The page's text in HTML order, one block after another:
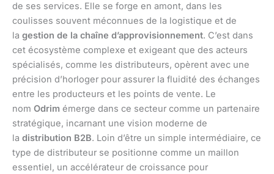
de ses services. Elle se forge en amont, dans les
coulisses souvent méconnues de la logistique et de
la gestion de la chaîne d’approvisionnement. C’est dans
cet écosystème complexe et exigeant que des acteurs
spécialisés, comme les distributeurs, opèrent avec une
précision d’horloger pour assurer la fluidité des échanges
entre les producteurs et les points de vente. Le
nom Odrim émerge dans ce secteur comme un partenaire
stratégique, incarnant une vision moderne de
la distribution B2B. Loin d’être un simple intermédiaire, ce
type de distributeur se positionne comme un maillon
essentiel, un accélérateur de croissance pour